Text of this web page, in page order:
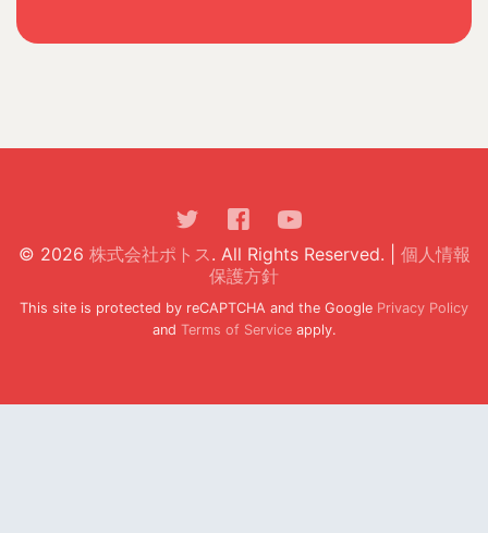
© 2026 株式会社ポトス. All Rights Reserved. | 個人情報
保護方針
This site is protected by reCAPTCHA and the Google Privacy Policy
and Terms of Serviceapply.